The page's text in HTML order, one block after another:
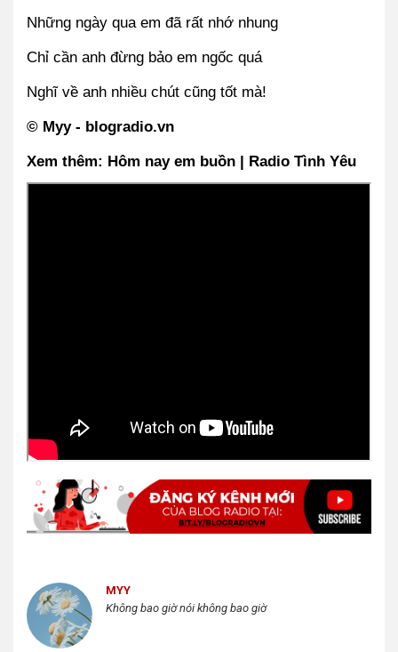
Những ngày qua em đã rất nhớ nhung
Chỉ cần anh đừng bảo em ngốc quá
Nghĩ về anh nhiều chút cũng tốt mà!
© Myy - blogradio.vn
Xem thêm: Hôm nay em buồn | Radio Tình Yêu
MYY
Không bao giờ nói không bao giờ